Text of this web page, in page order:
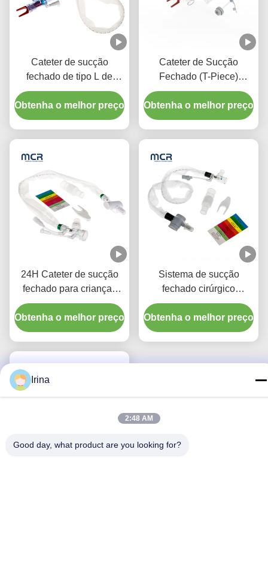
Cateter de sucção
fechado de tipo L de
descarga automática 10fr
72h Duplo cotovelo
giratório para hospital
Obtenha o melhor preço
Cateter de Sucção
Fechado (T-Piece)
Automático 72H Para
Adultos
Obtenha o melhor preço
24H Cateter de sucção
fechado para crianças
com três conectores de Y-
piece
Obtenha o melhor preço
Sistema de sucção
fechado cirúrgico
descartável
Neonatos/Pediatria-
Cotovelos
Obtenha o melhor preço
Irina
2:48 AM
Good day, what product are you looking for?